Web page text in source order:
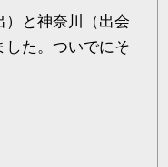
）と神奈川（出会
した。ついでにそ